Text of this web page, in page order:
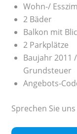
Wohn-/
2 Bäder
Balkon mit
2 Parkplätze
Baujahr 2011
Grundsteuer
Angebots-
Sprechen Sie